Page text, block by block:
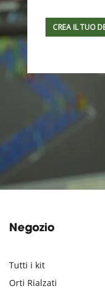
CREA IL TUO
Negozio
Tutti i kit
Orti Rialzati